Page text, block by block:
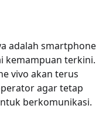
adalah smartphone
kemampuan terkini.
vivo akan terus
agar tetap
berkomunikasi.